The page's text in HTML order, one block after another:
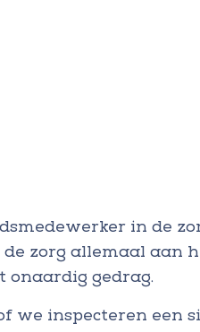
in de
zorg allemaal aan
onaardig gedrag.
we inspecteren een